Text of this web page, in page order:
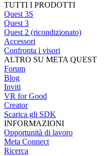
TUTTI I PRODOTTI
Quest 3S
Quest 3
Quest 2 (ricondizionato)
Accessori
Confronta i visori
ALTRO SU META QUEST
Forum
Blog
Inviti
VR for Good
Creator
Scarica gli SDK
INFORMAZIONI
Opportunità di lavoro
Meta Connect
Ricerca